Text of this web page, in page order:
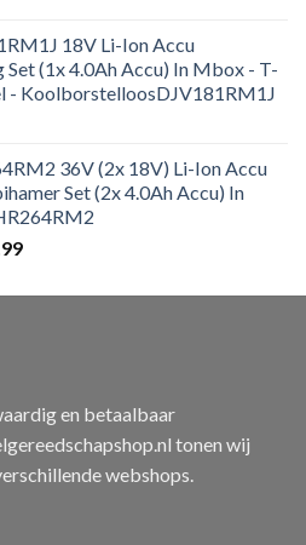
18V Li-Ion Accu
Set (1x 4.0Ah Accu) In Mbox - T-
- KoolborstelloosDJV181RM1J
36V (2x 18V) Li-Ion Accu
Set (2x 4.0Ah Accu) In
Huidige
is:
en betaalbaar
tonen wij
webshops.